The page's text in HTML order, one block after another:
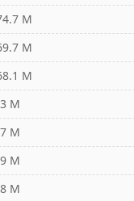
M
M
M
M
M
M
M